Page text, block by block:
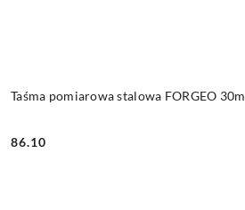
Taśma pomiarowa stalowa FORGEO 30m
Cena:
86.10